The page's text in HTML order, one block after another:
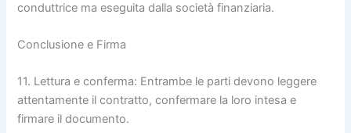
conduttrice ma eseguita dalla società finanziaria.
Conclusione e Firma
11. Lettura e conferma: Entrambe le parti devono leggere
attentamente il contratto, confermare la loro intesa e
firmare il documento.